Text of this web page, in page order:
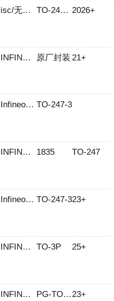
isc/无锡固电半导体 TO-247-3L 2026+
INFINEON 原厂封装 21+
Infineon(英飞凌) TO-247-3
INFINEON/英飞凌 1835 TO-247
Infineon(英飞凌) TO-247-323+
INFINEON TO-3P 25+
INFINEON/英飞凌 PG-TO247-3 23+